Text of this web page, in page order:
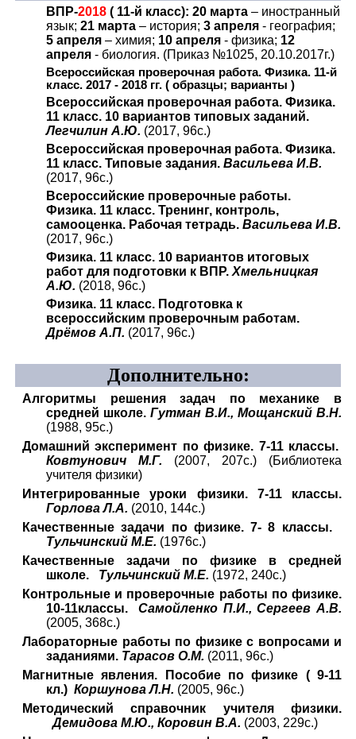
ВПР-2018 ( 11-й класс): 20 марта – иностранный
язык; 21 марта – история; 3 апреля - география;
5 апреля – химия; 10 апреля - физика; 12
апреля - биология. (Приказ №1025, 20.10.2017г.)
Всероссийская проверочная работа. Физика. 11-й
класс. 2017 - 2018 гг. ( образцы; варианты )
Всероссийская проверочная работа. Физика.
11 класс. 10 вариантов типовых заданий.
Легчилин А.Ю. (2017, 96с.)
Всероссийская проверочная работа. Физика.
11 класс. Типовые задания. Васильева И.В.
(2017, 96с.)
Всероссийские проверочные работы.
Физика. 11 класс. Тренинг, контроль,
самооценка. Рабочая тетрадь. Васильева И.В.
(2017, 96с.)
Физика. 11 класс. 10 вариантов итоговых
работ для подготовки к ВПР. Хмельницкая
А.Ю. (2018, 96с.)
Физика. 11 класс. Подготовка к
всероссийским проверочным работам.
Дрёмов А.П. (2017, 96с.)
Дополнительно:
Алгоритмы решения задач по механике в
средней школе. Гутман В.И., Мощанский В.Н.
(1988, 95с.)
Домашний эксперимент по физике. 7-11 классы.
Ковтунович М.Г. (2007, 207с.) (Библиотека
учителя физики)
Интегрированные уроки физики. 7-11 классы.
Горлова Л.А. (2010, 144с.)
Качественные задачи по физике. 7- 8 классы.
Тульчинский М.Е. (1976с.)
Качественные задачи по физике в средней
школе.
Тульчинский М.Е. (1972, 240с.)
Контрольные и проверочные работы по физике.
10-11классы.Самойленко П.И., Сергеев А.В.
(2005, 368с.)
Лабораторные работы по физике с вопросами и
заданиями. Тарасов О.М. (2011, 96с.)
Магнитные явления. Пособие по физике ( 9-11
кл.) Коршунова Л.Н. (2005, 96с.)
Методический справочник учителя физики.
Демидова М.Ю., Коровин В.А. (2003, 229с.)